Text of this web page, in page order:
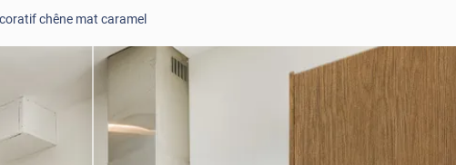
chêne mat caramel